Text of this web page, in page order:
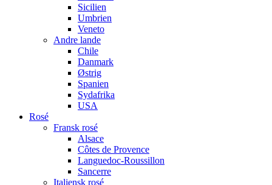
Sicilien
Umbrien
Veneto
Andre lande
Chile
Danmark
Østrig
Spanien
Sydafrika
USA
Rosé
Fransk rosé
Alsace
Côtes de Provence
Languedoc-Roussillon
Sancerre
Italiensk rosé